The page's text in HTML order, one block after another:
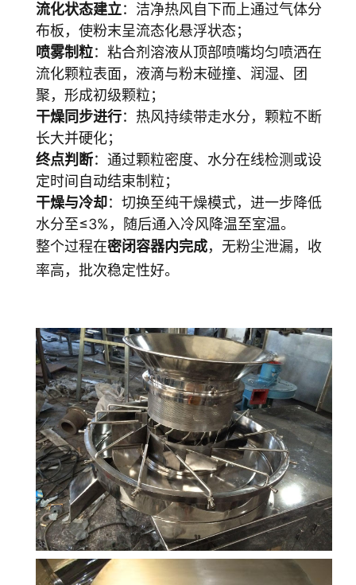
流化状态建立：洁净热风自下而上通过气体分
布板，使粉末呈流态化悬浮状态；
喷雾制粒：粘合剂溶液从顶部喷嘴均匀喷洒在
流化颗粒表面，液滴与粉末碰撞、润湿、团
聚，形成初级颗粒；
干燥同步进行：热风持续带走水分，颗粒不断
长大并硬化；
终点判断：通过颗粒密度、水分在线检测或设
定时间自动结束制粒；
干燥与冷却：切换至纯干燥模式，进一步降低
水分至≤3%，随后通入冷风降温至室温。
整个过程在密闭容器内完成，无粉尘泄漏，收
率高，批次稳定性好。